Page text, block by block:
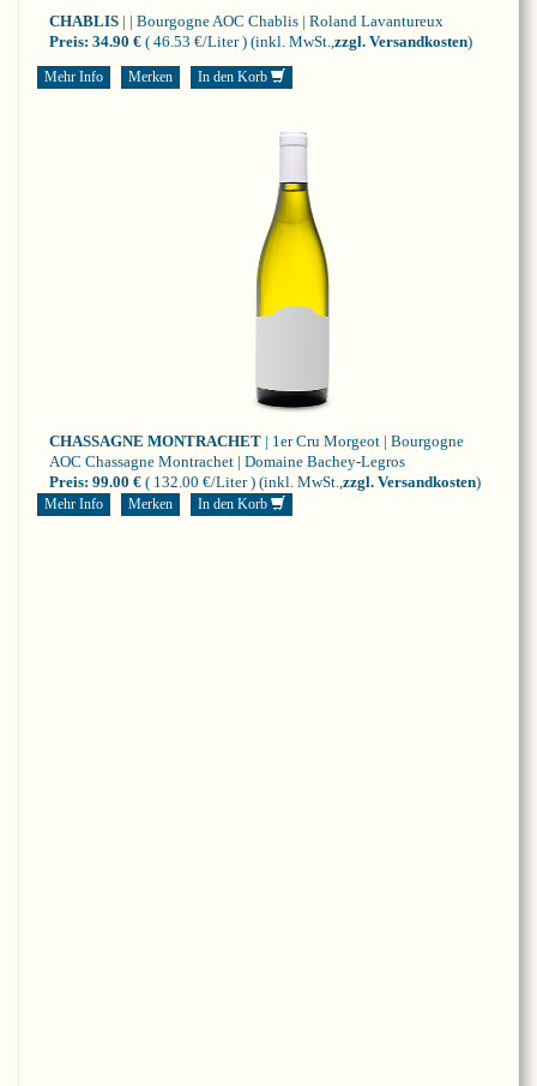
CHABLIS | | Bourgogne AOC Chablis | Roland Lavantureux
Preis: 34.90 € ( 46.53 €/Liter ) (inkl. MwSt., zzgl. Versandkosten)
Mehr Info Merken In den Korb
CHASSAGNE MONTRACHET | 1er Cru Morgeot | Bourgogne
AOC Chassagne Montrachet | Domaine Bachey-Legros
Preis: 99.00 € ( 132.00 €/Liter ) (inkl. MwSt., zzgl. Versandkosten)
Mehr Info Merken In den Korb